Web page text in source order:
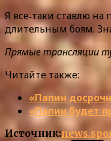
Я все‑таки ставлю
длительным боям.
Прямые трансляции
Читайте также:
«Папин
«Папин будет
Источник: